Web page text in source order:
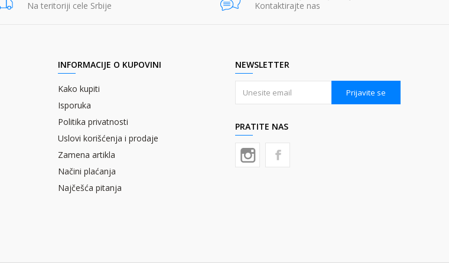
Na teritoriji cele Srbije
Kontaktirajte nas
INFORMACIJE O KUPOVINI
Kako kupiti
Isporuka
Politika privatnosti
Uslovi korišćenja i prodaje
Zamena artikla
Načini plaćanja
Najčešća pitanja
NEWSLETTER
Prijavite se
PRATITE NAS